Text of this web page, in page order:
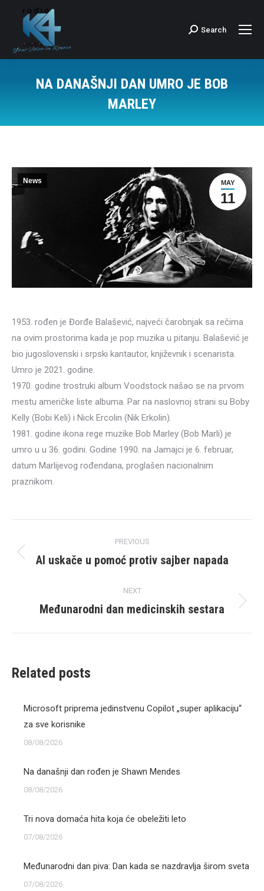
Search:
Search
NA DANAŠNJI DAN UMRO JE BOB
MARLEY
MAY
11
News
1953. rođen je Đorđe Balašević, najveći čarobnjak sa rečima
na ovim prostorima kada je pop muzika u pitanju. Balašević je
bio jugoslovenski i srpski kantautor, književnik i scenarista.
Umro je 2021. godine.
1970. godine trostruki album Voodstock našao se na prvom
mestu američke liste albuma. Par na naslovnoj strani su Boby
Kelly (Bobi Keli) i Nick Ercolin (Nik Erkolin).
1981. godine ikona rege muzike Bob Marley (Bob Marli) je
umro u u 36. godini. Godine 1990. na Jamajci je 6. februar,
datum Marlijevog rođendana, proglašen nacionalnim
praznikom.
navigation
PREVIOUS
Previous
AI uskače u pomoć protiv sajber napada
NEXT
Next
Međunarodni dan medicinskih sestara
Related posts
Microsoft priprema jedinstvenu Copilot „super aplikaciju“
za sve korisnike
08/08/2026
Na današnji dan rođen je Shawn Mendes
08/08/2026
Tri nova domaća hita koja će obeležiti leto
07/08/2026
Međunarodni dan piva: Dan kada se nazdravlja širom sveta
07/08/2026